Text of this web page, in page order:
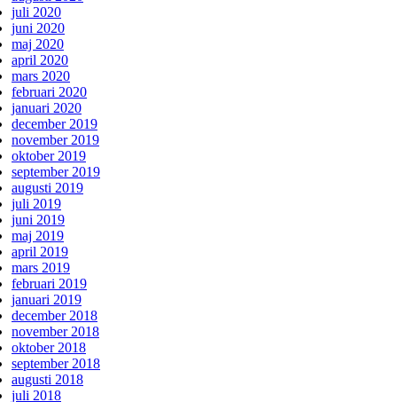
juli 2020
juni 2020
maj 2020
april 2020
mars 2020
februari 2020
januari 2020
december 2019
november 2019
oktober 2019
september 2019
augusti 2019
juli 2019
juni 2019
maj 2019
april 2019
mars 2019
februari 2019
januari 2019
december 2018
november 2018
oktober 2018
september 2018
augusti 2018
juli 2018